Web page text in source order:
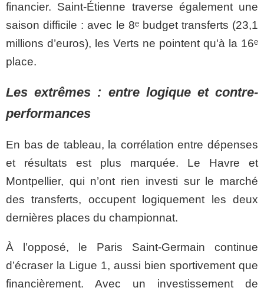
financier. Saint-Étienne traverse également une
saison difficile : avec le 8ᵉ budget transferts (23,1
millions d’euros), les Verts ne pointent qu'à la 16ᵉ
place.
Les extrêmes : entre logique et contre-
performances
En bas de tableau, la corrélation entre dépenses
et résultats est plus marquée. Le Havre et
Montpellier, qui n’ont rien investi sur le marché
des transferts, occupent logiquement les deux
dernières places du championnat.
À l’opposé, le Paris Saint-Germain continue
d’écraser la Ligue 1, aussi bien sportivement que
financièrement. Avec un investissement de